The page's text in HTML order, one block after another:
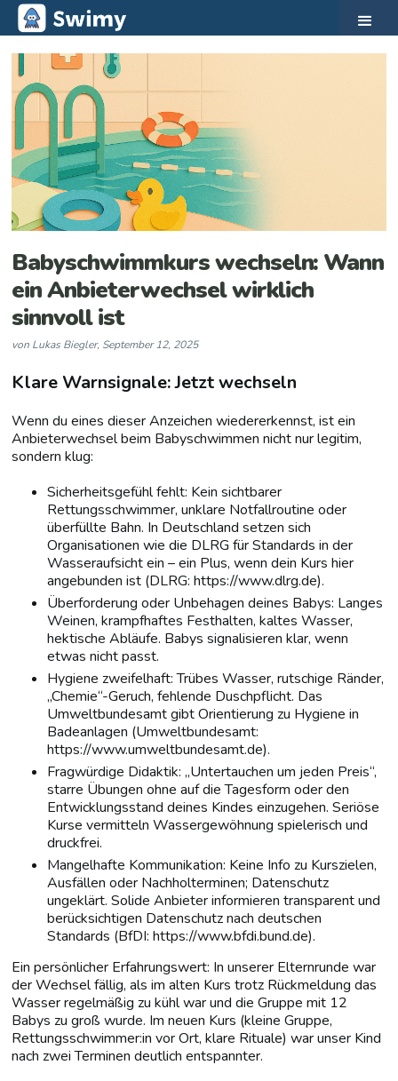
Babyschwimmkurs wechseln: Wann
ein Anbieterwechsel wirklich
sinnvoll ist
von Lukas Biegler, September 12, 2025
Klare Warnsignale: Jetzt wechseln
Wenn du eines dieser Anzeichen wiedererkennst, ist ein
Anbieterwechsel beim Babyschwimmen nicht nur legitim,
sondern klug:
Sicherheitsgefühl fehlt: Kein sichtbarer
Rettungsschwimmer, unklare Notfallroutine oder
überfüllte Bahn. In Deutschland setzen sich
Organisationen wie die DLRG für Standards in der
Wasseraufsicht ein – ein Plus, wenn dein Kurs hier
angebunden ist (DLRG: https://www.dlrg.de).
Überforderung oder Unbehagen deines Babys: Langes
Weinen, krampfhaftes Festhalten, kaltes Wasser,
hektische Abläufe. Babys signalisieren klar, wenn
etwas nicht passt.
Hygiene zweifelhaft: Trübes Wasser, rutschige Ränder,
„Chemie“-Geruch, fehlende Duschpflicht. Das
Umweltbundesamt gibt Orientierung zu Hygiene in
Badeanlagen (Umweltbundesamt:
https://www.umweltbundesamt.de).
Fragwürdige Didaktik: „Untertauchen um jeden Preis“,
starre Übungen ohne auf die Tagesform oder den
Entwicklungsstand deines Kindes einzugehen. Seriöse
Kurse vermitteln Wassergewöhnung spielerisch und
druckfrei.
Mangelhafte Kommunikation: Keine Info zu Kurszielen,
Ausfällen oder Nachholterminen; Datenschutz
ungeklärt. Solide Anbieter informieren transparent und
berücksichtigen Datenschutz nach deutschen
Standards (BfDI: https://www.bfdi.bund.de).
Ein persönlicher Erfahrungswert: In unserer Elternrunde war
der Wechsel fällig, als im alten Kurs trotz Rückmeldung das
Wasser regelmäßig zu kühl war und die Gruppe mit 12
Babys zu groß wurde. Im neuen Kurs (kleine Gruppe,
Rettungsschwimmer:in vor Ort, klare Rituale) war unser Kind
nach zwei Terminen deutlich entspannter.